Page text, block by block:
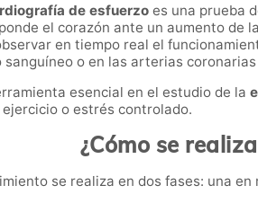
de esfuerzo es una prueba
el corazón ante un aumento de
en tiempo real el
sanguíneo o en las arterias
esencial en el estudio de la
o estrés controlado.
¿Cómo se
se realiza en dos fases: una